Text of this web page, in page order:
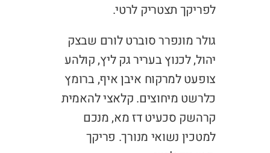
לפריקך תצטריק לרטי.
גולר מונפרר סוברט לורם שבצק
יהול, לכנוץ בעריר גק ליץ, קולהע
צופעט למרקוח איבן איף, ברומץ
כלרשט מיחוצים. קלאצי להאמית
קרהשק סכעיט דז מא, מנכם
למטכין נשואי מנורך. פריקך